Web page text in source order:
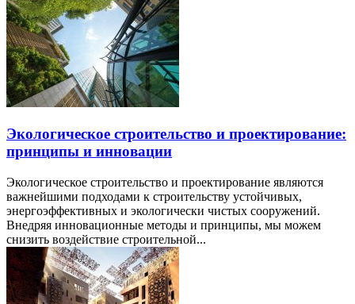
Экологическое строительство и проектирование:
принципы и инновации
Экологическое строительство и проектирование являются
важнейшими подходами к строительству устойчивых,
энергоэффективных и экологически чистых сооружений.
Внедряя инновационные методы и принципы, мы можем
снизить воздействие строительной...